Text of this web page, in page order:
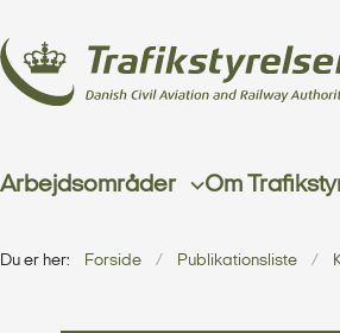
Arbejdsområder Om
Du er her: Forside Publikationsliste